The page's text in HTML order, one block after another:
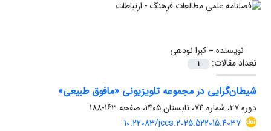
نویسنده =کبرا نودهی
تعداد مقالات:
1
شیطان‌گرایی در مجموعه تلویزیونی «مافوق طبیعی»
دوره 27، شماره 74، تابستان 1405، صفحه
163-188
10.22083/jccs.2025.522015.4037